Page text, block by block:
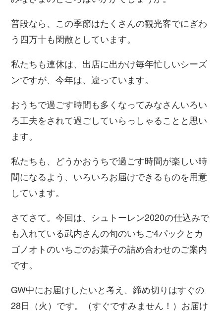
普段なら、この季節はたくさんの観光客でにぎわ
う四万十も閑散としています。
私たちも連休は、出店に出かけ毎年忙しいシーズ
ンですが、今年は、違っています。
おうちで過ごす時間も多くなってみなさんいろい
ろ工夫をされて過ごしていらっしゃることと思い
ます。
私たちも、どうかおうちで過ごす時間が楽しい時
間になるよう、いろいろお届けできるものを用意
しています。
さてさて。今回は、シュトーレン2020の仕込みで
も入れている武内さんの旬のいちご4パックとカ
ゴノオトのいちごのお菓子の詰め合わせのご案内
です。
GW中にお届けしたいと考え、締め切りはすぐの
28日（火）です。（すぐですみません！）お届け